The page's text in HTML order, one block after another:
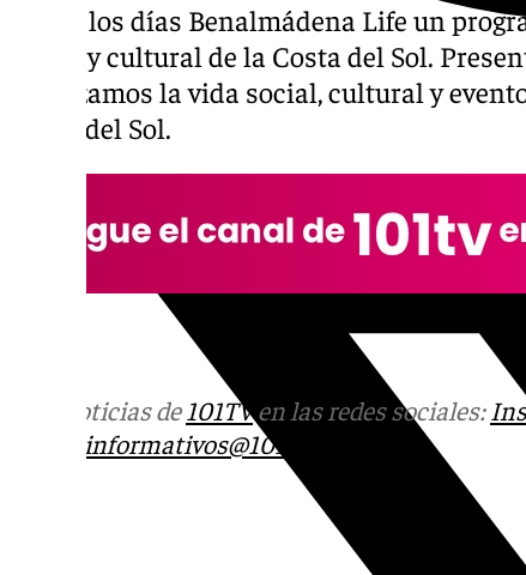
Todos los días Benalmádena Life un
social y cultural de la Costa del Sol.
Analizamos la vida social, cultural y
Costa del Sol.
Más noticias de101TVen las redes sociales:
informativos@101tv.es